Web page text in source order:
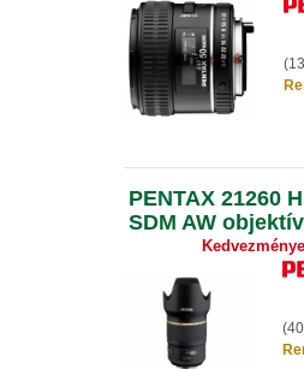
PENTAX 21260
SDM AW objektív